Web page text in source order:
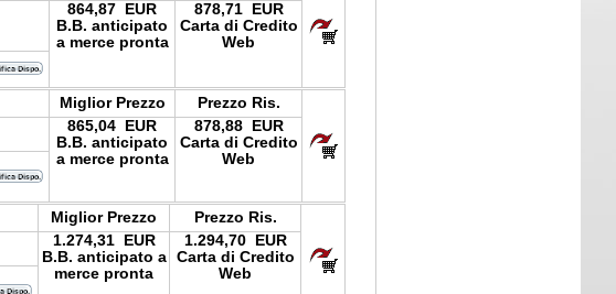
864,87 EUR
B.B. anticipato
a merce pronta
878,71 EUR
Carta di Credito
Web
Miglior Prezzo
Prezzo Ris.
865,04 EUR
B.B. anticipato
a merce pronta
878,88 EUR
Carta di Credito
Web
Miglior Prezzo
Prezzo Ris.
1.274,31 EUR
B.B. anticipato a
merce pronta
1.294,70 EUR
Carta di Credito
Web